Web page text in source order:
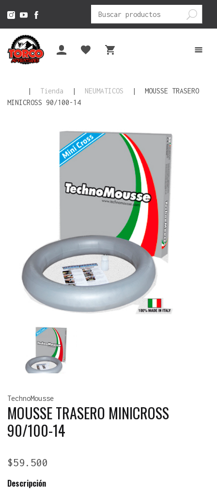
Buscar
por:
| Tienda | NEUMATICOS |
MOUSSE TRASERO
MINICROSS 90/100-14
TechnoMousse
MOUSSE TRASERO MINICROSS
90/100-14
$59.500
Descripción